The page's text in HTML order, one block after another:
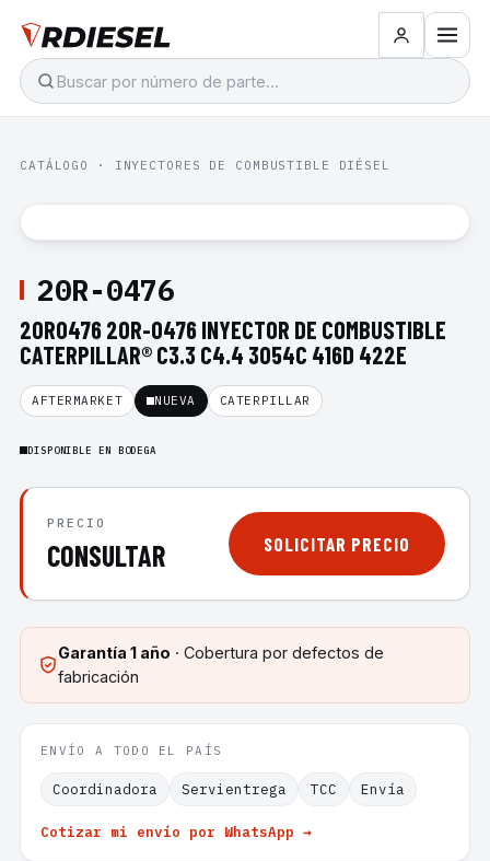
CATÁLOGO · INYECTORES DE COMBUSTIBLE DIÉSEL
20R-0476
20R0476 20R-0476 INYECTOR DE COMBUSTIBLE
CATERPILLAR® C3.3 C4.4 3054C 416D 422E
AFTERMARKET NUEVA CATERPILLAR
DISPONIBLE EN BODEGA
PRECIO
CONSULTAR SOLICITAR PRECIO
Garantía 1 año · Cobertura por defectos de
fabricación
ENVÍO A TODO EL PAÍS
Coordinadora Servientrega TCC Envía
Cotizar mi envío por WhatsApp →